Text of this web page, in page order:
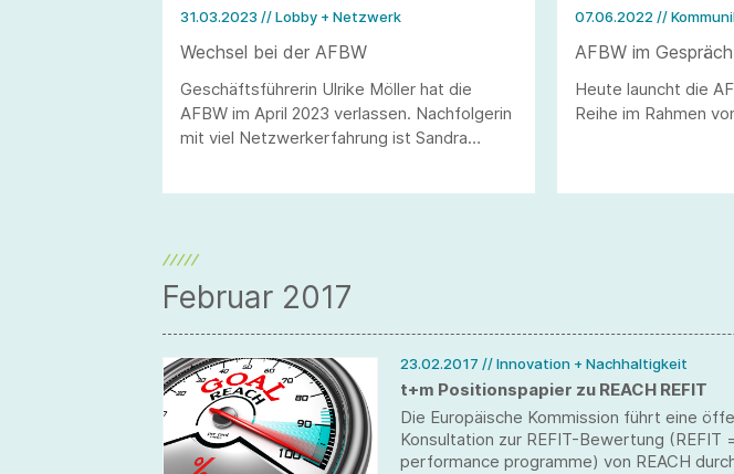
31.03.2023 // Lobby + Netzwerk
Wechsel bei der AFBW
Geschäftsführerin Ulrike Möller hat die
AFBW im April 2023 verlassen. Nachfolgerin
mit viel Netzwerkerfahrung ist Sandra
07.06.2022//
AFBW im
Heute launcht die
Reihe im Rahmen
Februar 2017
23.02.2017 // Innovation + Nachhaltigkeit
t+m Positionspapier zu REACH REFIT
Die Europäische Kommission führt eine
Konsultation zur REFIT-Bewertung (REFIT
performance programme) von REACH